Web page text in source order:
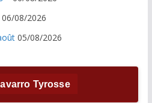
06/08/2026
05/08/2026
Tyrosse